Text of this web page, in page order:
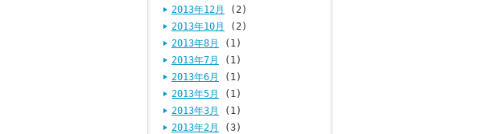
2013年12月
(2)
2013年10月
(2)
2013年8月
(1)
2013年7月
(1)
2013年6月
(1)
2013年5月
(1)
2013年3月
(1)
2013年2月
(3)